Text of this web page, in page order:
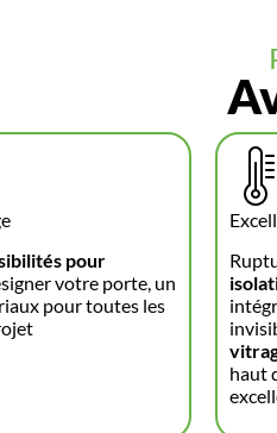
pour
votre porte, un
pour toutes les
haut